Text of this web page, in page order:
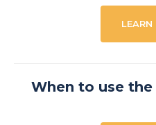
When to use